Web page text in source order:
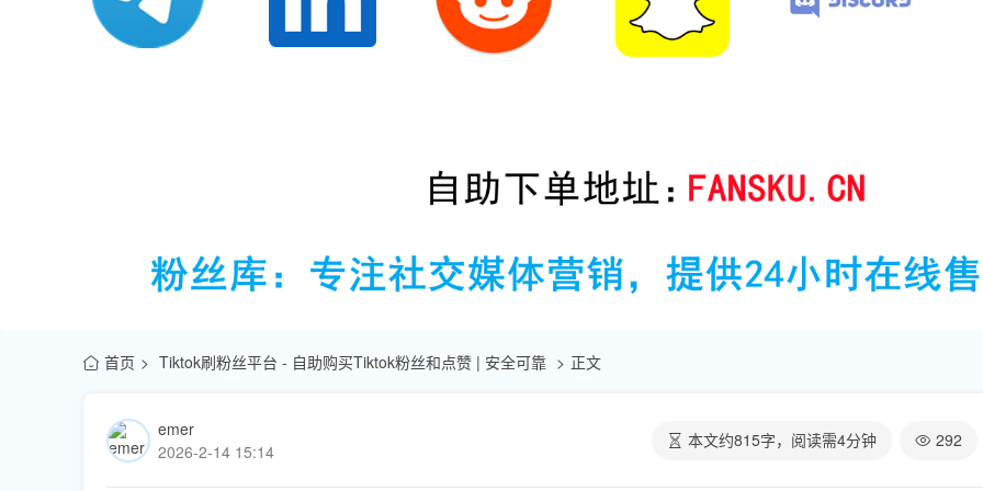
首页 Tiktok刷粉丝平台 - 自助购买Tiktok粉丝和点赞 | 安全可靠 正文
emer
2026-2-14 15:14
本文约815字，阅读需4分钟 292